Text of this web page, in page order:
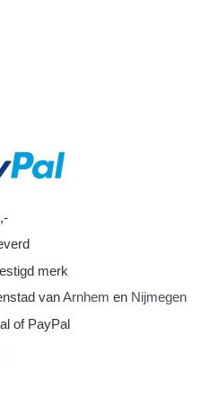
merk
vanArnhem en Nijmegen
of PayPal